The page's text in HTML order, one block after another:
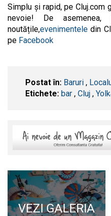
Simplu și rapid, pe
nevoie! De
noutățile,evenimentele din
pe Facebook
Postat în: Baruri ,
Etichete: bar , ​Cluj ,
VEZI GALERIA